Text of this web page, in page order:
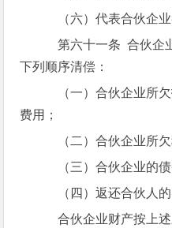
（六）代表合伙企业
第六十一条 合伙企
下列顺序清偿：
（一）合伙企业所
费用；
（二）合伙企业所欠
（三）合伙企业的债
（四）返还合伙人的
合伙企业财产按上